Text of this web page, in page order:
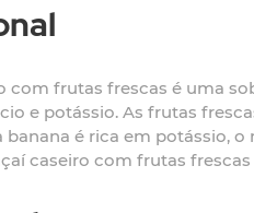
com frutas frescas é uma
e potássio. As frutas
banana é rica em potássio,
caseiro com frutas